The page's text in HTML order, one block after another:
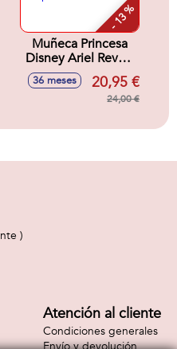
- 13 %
Muñeca Princesa
Disney Ariel Reveal
Con Accesorios
Sorpresa.32x18x6
36 meses 20,95 €
24,00 €
)
Atención al cliente
Condiciones generales